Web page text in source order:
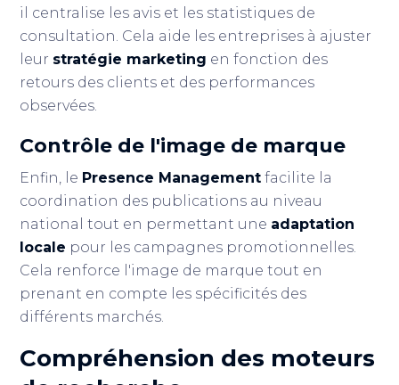
il centralise les avis et les statistiques de
consultation. Cela aide les entreprises à ajuster
leur stratégie marketing en fonction des
retours des clients et des performances
observées.
Contrôle de l'image de marque
Enfin, le Presence Management facilite la
coordination des publications au niveau
national tout en permettant une adaptation
locale pour les campagnes promotionnelles.
Cela renforce l'image de marque tout en
prenant en compte les spécificités des
différents marchés.
Compréhension des moteurs